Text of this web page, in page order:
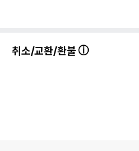
취소/교환/환불